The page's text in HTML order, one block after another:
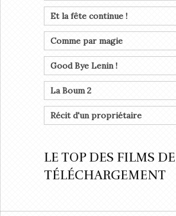
Et la fête continue !
Comme par magie
Good Bye Lenin !
La Boum 2
Récit d'un propriétaire
LE TOP DES FILMS
TÉLÉCHARGEMENT